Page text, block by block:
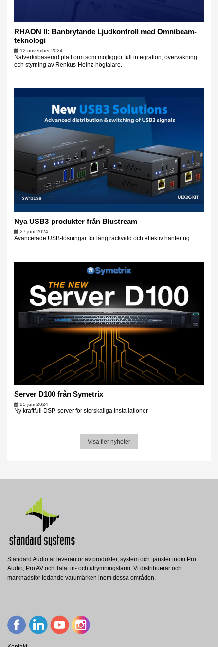
RHAON II: Banbrytande Ljudkontroll med Omnibeam-
teknologi
12 november 2024
Nätverksbaserad plattform som möjliggör full integration, övervakning
och styrning av Renkus-Heinz-högtalare.
Nya USB3-produkter från Blustream
27 juni 2024
Avancerade USB-lösningar för lång räckvidd och effektiv hantering.
Server D100 från Symetrix
25 juni 2024
Ny kraftfull DSP-server för storskaliga installationer
Visa fler nyheter
Standard Audio är leverantör av produkter, system och tjänster inom Pro
Audio, Pro AV och Talat in- och utrymningslarm. Vi distribuerar och
marknadsför ledande varumärken inom dessa områden.